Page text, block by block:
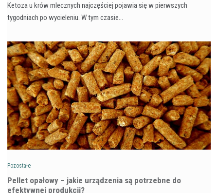
Ketoza u krów mlecznych najczęściej pojawia się w pierwszych
tygodniach po wycieleniu. W tym czasie…
Pozostałe
Pellet opałowy – jakie urządzenia są potrzebne do
efektywnej produkcji?